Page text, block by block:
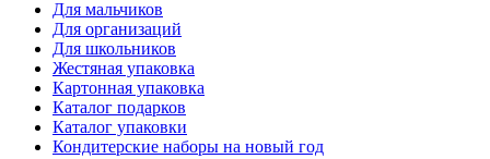
Для мальчиков
Для организаций
Для школьников
Жестяная упаковка
Картонная упаковка
Каталог подарков
Каталог упаковки
Кондитерские наборы на новый год